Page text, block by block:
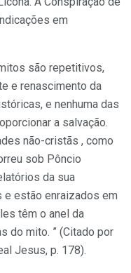
em
são repetitivos,
e renascimento da
e nenhuma das
a salvação.
não-cristãs , como
sob Pôncio
da sua
estão enraizados em
têm o anel da
do mito. ” (Citado por
Jesus, p. 178).